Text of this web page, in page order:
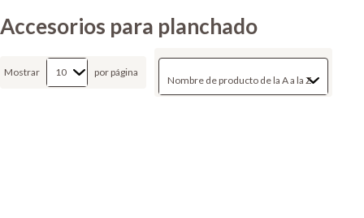
Accesorios para planchado
Mostrar por página